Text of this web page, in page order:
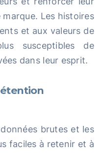
Les histoires
et aux valeurs de
susceptibles de
dans leur esprit.
brutes et les
faciles à retenir et à